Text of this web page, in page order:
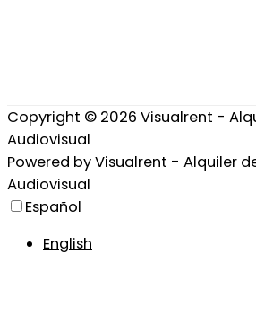
Copyright © 2026 Visualrent -
Audiovisual
Powered byVisualrent - Alquiler
Audiovisual
Español
English